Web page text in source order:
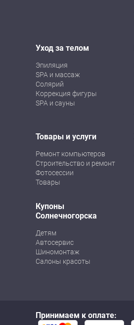
Уход за телом
Эпиляция
SPA и массаж
Солярий
Коррекция фигуры
SPA и сауны
Товары и услуги
Ремонт компьютеров
Строительство и ремонт
Фотосессии
Товары
Купоны
Солнечногорска
Детям
Автосервис
Шиномонтаж
Салоны красоты
Принимаем к оплате: